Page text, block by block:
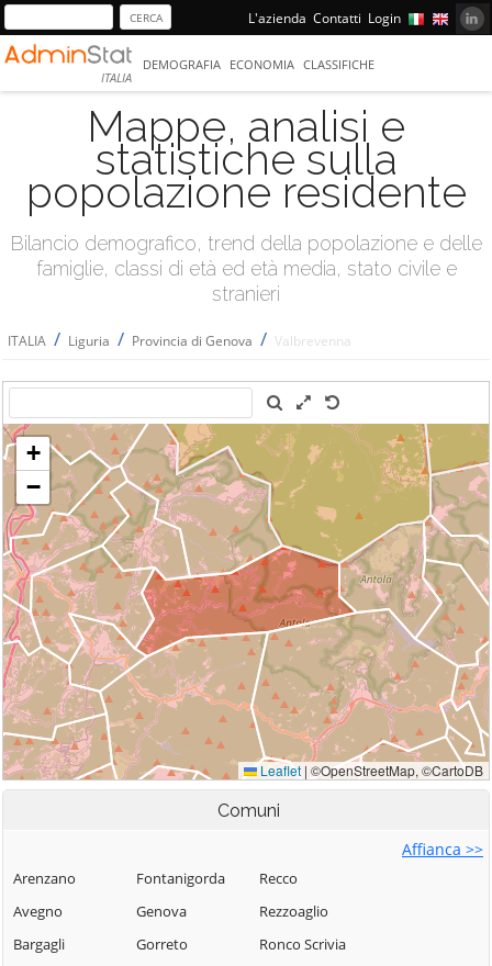
L'azienda Contatti Login
ITALIA
DEMOGRAFIA ECONOMIA CLASSIFICHE
Mappe, analisi e
statistiche sulla
popolazione residente
Bilancio demografico, trend della popolazione e delle
famiglie, classi di età ed età media, stato civile e
stranieri
ITALIA / Liguria / Provincia di Genova / Valbrevenna
Comuni
Affianca >>
Arenzano
Avegno
Bargagli
Fontanigorda
Genova
Gorreto
Recco
Rezzoaglio
Ronco Scrivia